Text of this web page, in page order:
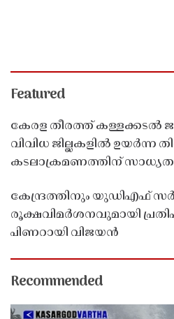
Featured
കേരള തീരത്ത് കള്ളക്കടൽ
വിവിധ ജില്ലകളിൽ ഉയർന്ന
കടലാക്രമണത്തിന് സാധ്യത
കേന്ദ്രത്തിനും യുഡിഎഫ്
രൂക്ഷവിമർശനവുമായി
പിണറായി വിജയൻ
Recommended